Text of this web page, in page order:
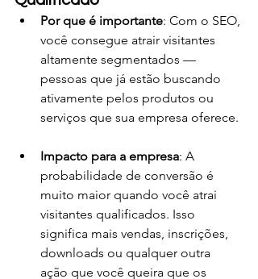
Por que é importante: Com o SEO,
você consegue atrair visitantes
altamente segmentados —
pessoas que já estão buscando
ativamente pelos produtos ou
serviços que sua empresa oferece.
Impacto para a empresa: A
probabilidade de conversão é
muito maior quando você atrai
visitantes qualificados. Isso
significa mais vendas, inscrições,
downloads ou qualquer outra
ação que você queira que os